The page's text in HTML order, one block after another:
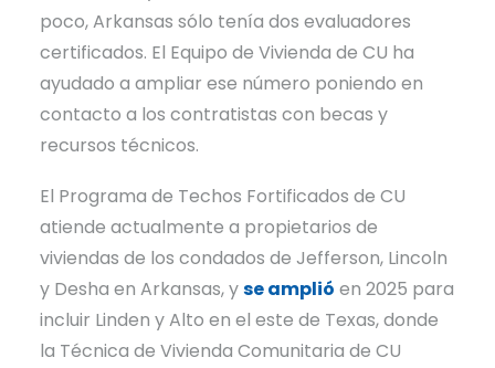
poco, Arkansas sólo tenía dos evaluadores
certificados. El Equipo de Vivienda de CU ha
ayudado a ampliar ese número poniendo en
contacto a los contratistas con becas y
recursos técnicos.
El Programa de Techos Fortificados de CU
atiende actualmente a propietarios de
viviendas de los condados de Jefferson, Lincoln
y Desha en Arkansas, yse amplió en 2025 para
incluir Linden y Alto en el este de Texas, donde
la Técnica de Vivienda Comunitaria de CU